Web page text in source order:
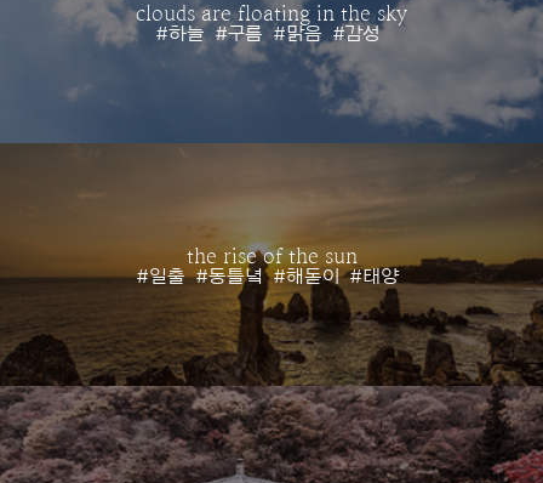
clouds are floating in the sky
#하늘 #구름 #맑음 #감성
the rise of the sun
#일출 #동틀녘 #해돋이 #태양